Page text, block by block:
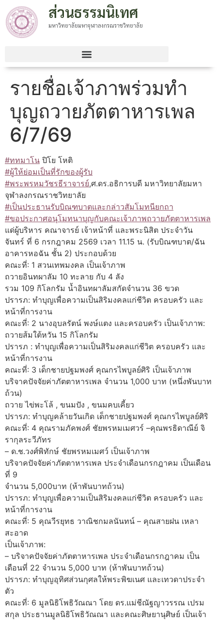
ส่วนธรรมนิเทศ
มหาวิทยาลัยมหาจุฬาลงกรณราชวิทยาลัย
รายชื่อเจ้าภาพร่วมทํา
บุญถวายภัตตาหารเพล
6/7/69
#ททมาโน ปิโย โหติ
#ผู้ให้ย่อมเป็นที่รักของผู้รับ
#พระพรหมวัชรธีราจารย์,ศ.ดร.อธิการบดี มหาวิทยาลัยมหา
จุฬาลงกรณราชวิทยาลัย
#เป็นประธานรับบิณฑบาตและกล่าวสัมโมทนียกถา
#ขอประกาศอนุโมทนาบุญกับคณะเจ้าภาพถวายภัตตาหารเพล
แด่ผู้บริหาร คณาจารย์ เจ้าหน้าที่ และพระนิสิต ประจำวัน
จันทร์ ที่ 6 กรกฎาคม 2569 เวลา 11.15 น. (รับบิณฑบาต/ฉัน
อาคารหอฉัน ชั้น 2) ประกอบด้วย
คณะที่: 1 สวนเทพมงคล เป็นเจ้าภาพ
ถวายอินทผาลัม 10 ทะลาย กับ 4 ลัง
รวม 109 กิโลกรัม น้ำอินทผาลัมสกัดจำนวน 36 ขวด
ปรารภ: ทำบุญเพื่อความเป็นสิริมงคลแก่ชีวิต ครอบครัว และ
หน้าที่การงาน
คณะที่: 2 นางอุบลรัตน์ พงษ์แตง และครอบครัว เป็นเจ้าภาพ:
ถวายส้มใต้หวัน 15 กิโลกรัม
ปรารภ : ทำบุญเพื่อความเป็นสิริมงคลแก่ชีวิต ครอบครัว และ
หน้าที่การงาน
คณะที่: 3 เด็กชายปฐมพงศ์ คุณกรไพบูลย์ศิริ เป็นเจ้าภาพ
บริจาคปัจจัยค่าภัตตาหารเพล จำนวน 1,000 บาท (หนึ่งพันบาท
ถ้วน)
ถวาย ไข่พะโล้ , ขนมปัง , ขนมคบเคี้ยว
ปรารภ: ทำบุญคล้ายวันเกิด เด็กชายปฐมพงศ์ คุณกรไพบูลย์ศิริ
คณะที่: 4 คุณรามภัคพงศ์ ชัยพรหมเมศวร์ –คุณพรธิดาณีย์ จิ
รากุลระวีภัทร
– ด.ช.วงศ์พิทักษ์ ชัยพรหมเมศว์ เป็นเจ้าภาพ
บริจาคปัจจัยค่าภัตตาหารเพล ประจำเดือนกรกฎาคม เป็นเดือน
ที่ 9
จำนวน 5,000บาท (ห้าพันบาทถ้วน)
ปรารภ: ทำบุญเพื่อความเป็นสิริมงคลแก่ชีวิต ครอบครัว และ
หน้าที่การงาน
คณะที่: 5 คุณวีรยุทธ วาณิชกมลนันทน์ – คุณสายฝน เหลา
สะอาด
เป็นเจ้าภาพ:
– บริจาคปัจจัยค่าภัตตาหารเพล ประจำเดือนกรกฎาคม เป็น
เดือนที่ 22 จำนวน 5,000 บาท (ห้าพันบาทถ้วน)
ปรารภ: ทำบุญอุทิศส่วนกุศลให้พระพิฆเนศ และเทวดาประจำ
ตัว
คณะที่: 6 มูลนิธิโพธิวัณณา โดย ดร.แม่ชีณัฐญาวรรณ เปรม
สกุล ประธานมูลนิธิโพธิวัณณา และคณะศิษยานุศิษย์ เป็นเจ้า